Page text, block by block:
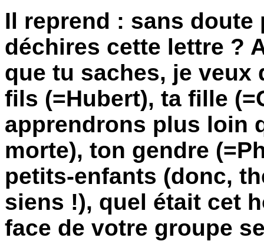
Il reprend : sans
déchires cette lettre ?
que tu saches, je veux
fils (=Hubert), ta fille
apprendrons plus loin
morte), ton gendre
petits-enfants (donc,
siens !), quel était cet
face de votre groupe